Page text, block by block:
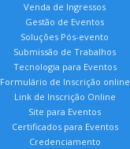
Venda de Ingressos
Gestão de Eventos
Soluções Pós-evento
Submissão de Trabalhos
Tecnologia para Eventos
Formulário de Inscrição online
Link de Inscrição Online
Site para Eventos
Certificados para Eventos
Credenciamento